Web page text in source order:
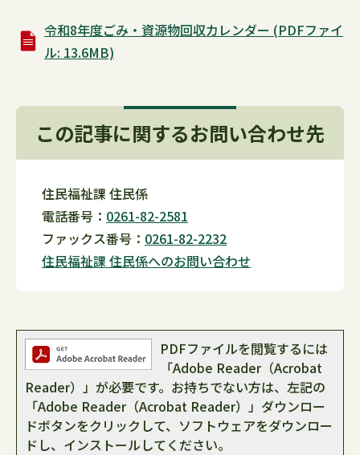
令和8年度ごみ・資源物回収カレンダー (PDFファイ
ル: 13.6MB)
この記事に関するお問い合わせ先
住民福祉課 住民係
電話番号： 0261-82-2581
ファックス番号： 0261-82-2232
住民福祉課 住民係へのお問い合わせ
PDFファイルを閲覧するには
「Adobe Reader（Acrobat
Reader）」が必要です。お持ちでない方は、左記の
「Adobe Reader（Acrobat Reader）」ダウンロー
ドボタンをクリックして、ソフトウェアをダウンロー
ドし、インストールしてください。